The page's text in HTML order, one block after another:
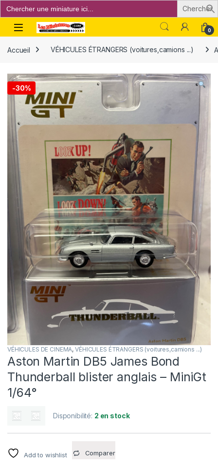
Search
for:
Open 0
Accueil VÉHICULES ÉTRANGERS (voitures,camions ...)
-30%
VÉHICULES DE CINEMA,VÉHICULES ÉTRANGERS (voitures,camions ...)
Aston Martin DB5 James Bond
Thunderball blister anglais – MiniGt
1/64°
Disponibilité: 2 en stock
Add to wishlist Comparer